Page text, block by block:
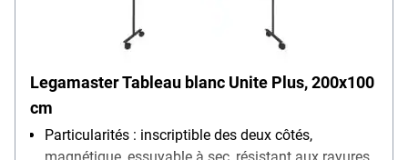
Legamaster Tableau blanc Unite Plus, 200x100
cm
Particularités : inscriptible des deux côtés,